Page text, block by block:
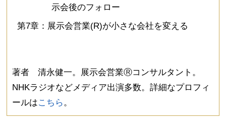
示会後のフォロー
第7章：展示会営業(R)が小さな会社を変える
著者 清永健一。展示会営業Ⓡコンサルタント。
NHKラジオなどメディア出演多数。詳細なプロフィ
ールはこちら。